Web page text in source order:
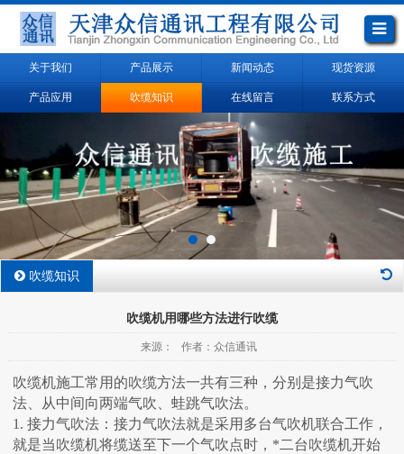
关于我们 产品展示 新闻动态 现货资源
产品应用 吹缆知识 在线留言 联系方式
吹缆知识
吹缆机用哪些方法进行吹缆
来源： 作者：众信通讯
吹缆机施工常用的吹缆方法一共有三种，分别是接力气吹
法、从中间向两端气吹、蛙跳气吹法。
1. 接力气吹法：接力气吹法就是采用多台气吹机联合工作，
就是当吹缆机将缆送至下一个气吹点时，*二台吹缆机开始